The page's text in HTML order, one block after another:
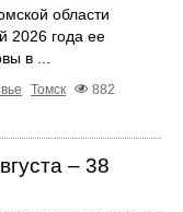
области
2026 года ее
в ...
Томск
882
– 38